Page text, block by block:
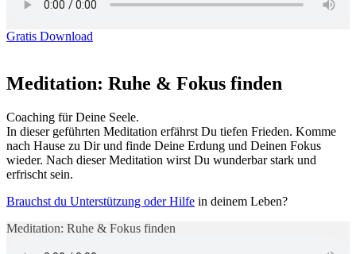
Gratis Download
Meditation: Ruhe & Fokus finden
Coaching für Deine Seele.
In dieser geführten Meditation erfährst Du tiefen Frieden. Komme
nach Hause zu Dir und finde Deine Erdung und Deinen Fokus
wieder. Nach dieser Meditation wirst Du wunderbar stark und
erfrischt sein.
Brauchst du Unterstützung oder Hilfe in deinem Leben?
Meditation: Ruhe & Fokus finden